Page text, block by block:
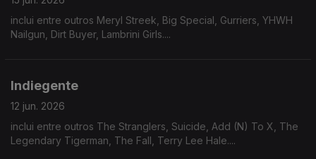
inclui entre outros Meryl Streek, Big Special, Gurriers, YHWH
Nailgun, Dirt Buyer, Lambrini Girls....
Indiegente
12 jun. 2026
inclui entre outros The Stranglers, Suicide, Add (N) To X, The
Legendary Tigerman, The Fall, Terry Lee Hale....